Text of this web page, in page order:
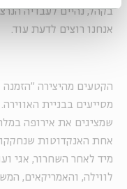
בקהל, נהיים לעבדיה
אנחנו רוצים לדעת עוד.
הקטעים מהיצירה
מסייעים בבניית
שמציגים את אירופה
אחת האנקדוטות שנחקקו
מיד לאחר השחרור, אגי
לווילה, והאמריקאים,